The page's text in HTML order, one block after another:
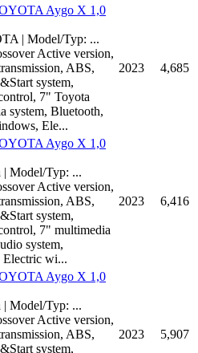
Aygo X 1,0
| Model/Typ: ...
Active version,
ABS,
system,
7" Toyota
system, Bluetooth,
Ele...
2023 4,685
Aygo X 1,0
Model/Typ: ...
Active version,
ABS,
system,
7" multimedia
system,
wi...
2023 6,416
Aygo X 1,0
Model/Typ: ...
Active version,
ABS,
system,
2023 5,907